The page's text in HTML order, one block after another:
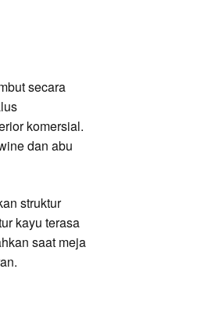
secara
komersial.
dan abu
struktur
kayu terasa
saat meja